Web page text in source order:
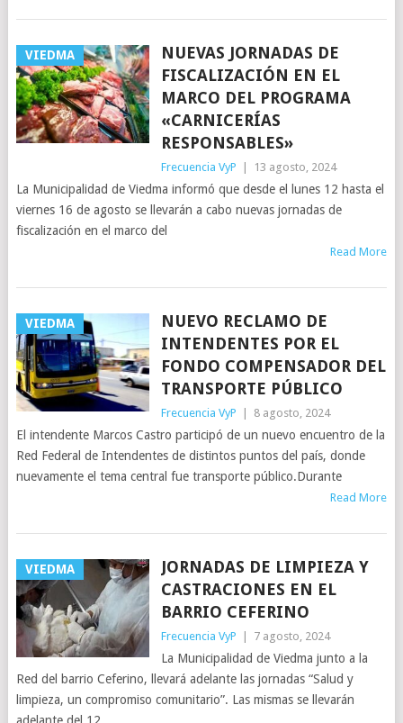
VIEDMA
NUEVAS JORNADAS DE
FISCALIZACIÓN EN EL
MARCO DEL PROGRAMA
«CARNICERÍAS
RESPONSABLES»
Frecuencia VyP 13 agosto, 2024
La Municipalidad de Viedma informó que desde el lunes 12 hasta el
viernes 16 de agosto se llevarán a cabo nuevas jornadas de
fiscalización en el marco del
Read More
VIEDMA
NUEVO RECLAMO DE
INTENDENTES POR EL
FONDO COMPENSADOR DEL
TRANSPORTE PÚBLICO
Frecuencia VyP 8 agosto, 2024
El intendente Marcos Castro participó de un nuevo encuentro de la
Red Federal de Intendentes de distintos puntos del país, donde
nuevamente el tema central fue transporte público.Durante
Read More
VIEDMA
JORNADAS DE LIMPIEZA Y
CASTRACIONES EN EL
BARRIO CEFERINO
Frecuencia VyP 7 agosto, 2024
La Municipalidad de Viedma junto a la
Red del barrio Ceferino, llevará adelante las jornadas “Salud y
limpieza, un compromiso comunitario”. Las mismas se llevarán